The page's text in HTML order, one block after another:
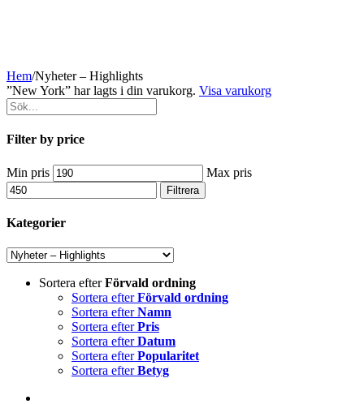
Hem/Nyheter – Highlights
”New York” har lagts i din varukorg. Visa varukorg
Filter by price
Min pris Max pris
Filtrera
Kategorier
Sortera efterFörvald ordning
Sortera efterFörvald ordning
Sortera efterNamn
Sortera efterPris
Sortera efterDatum
Sortera efterPopularitet
Sortera efterBetyg